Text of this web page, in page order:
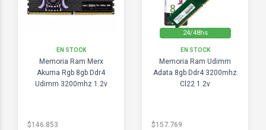
EN STOCK
Memoria Ram Merx
Akuma Rgb 8gb Ddr4
Udimm 3200mhz 1.2v
$146.853
24/48hs
EN STOCK
Memoria Ram Udimm
Adata 8gb Ddr4 3200mhz
Cl22 1.2v
$157.769